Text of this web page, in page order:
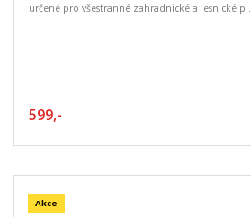
určené pro všestranné zahradnické a lesnické p ...
599,-
Akce